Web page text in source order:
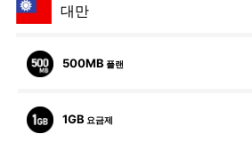
대만
500MB 플랜
1GB 요금제